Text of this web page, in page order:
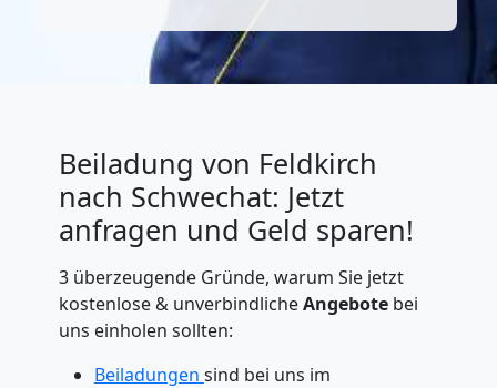
Beiladung von Feldkirch
nach Schwechat: Jetzt
anfragen und Geld sparen!
3 überzeugende Gründe, warum Sie jetzt
kostenlose & unverbindlicheAngebote bei
uns einholen sollten:
Beiladungen sind bei uns im